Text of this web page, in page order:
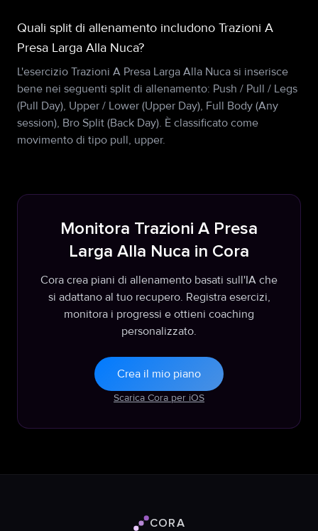
Quali split di allenamento includono Trazioni A
Presa Larga Alla Nuca?
L'esercizio Trazioni A Presa Larga Alla Nuca si inserisce
bene nei seguenti split di allenamento: Push / Pull / Legs
(Pull Day), Upper / Lower (Upper Day), Full Body (Any
session), Bro Split (Back Day). È classificato come
movimento di tipo pull, upper.
Monitora Trazioni A Presa
Larga Alla Nuca in Cora
Cora crea piani di allenamento basati sull'IA che
si adattano al tuo recupero. Registra esercizi,
monitora i progressi e ottieni coaching
personalizzato.
Crea il mio piano
Scarica Cora per iOS
CORA